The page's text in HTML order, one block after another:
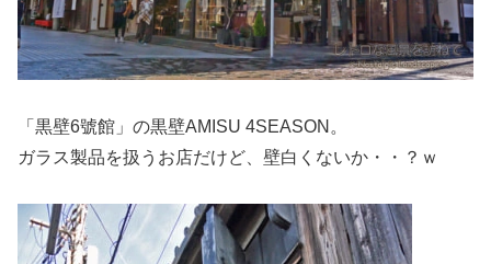
「黒壁6號館」の黒壁AMISU 4SEASON。
ガラス製品を扱うお店だけど、壁白くないか・・？ｗ